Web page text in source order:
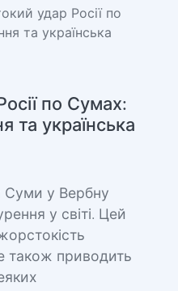
удар Росії по
та українська
по Сумах:
та українська
Суми у Вербну
у світі. Цей
також приводить